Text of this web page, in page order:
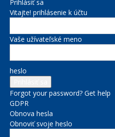
Prihlásiť sa
Vitajte! prihlásenie k účtu
Vaše užívateľské meno
heslo
Forgot your password? Get help
GDPR
Obnova hesla
Obnoviť svoje heslo